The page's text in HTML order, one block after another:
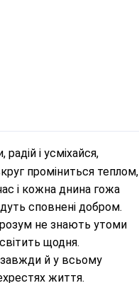
радій і усміхайся,
проміниться теплом,
і кожна днина гожа
сповнені добром.
не знають утоми
щодня.
й у всьому
життя.